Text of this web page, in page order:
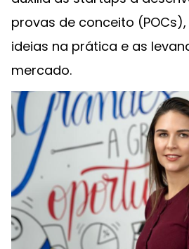
provas de conceito
ideias na prática e as
mercado.